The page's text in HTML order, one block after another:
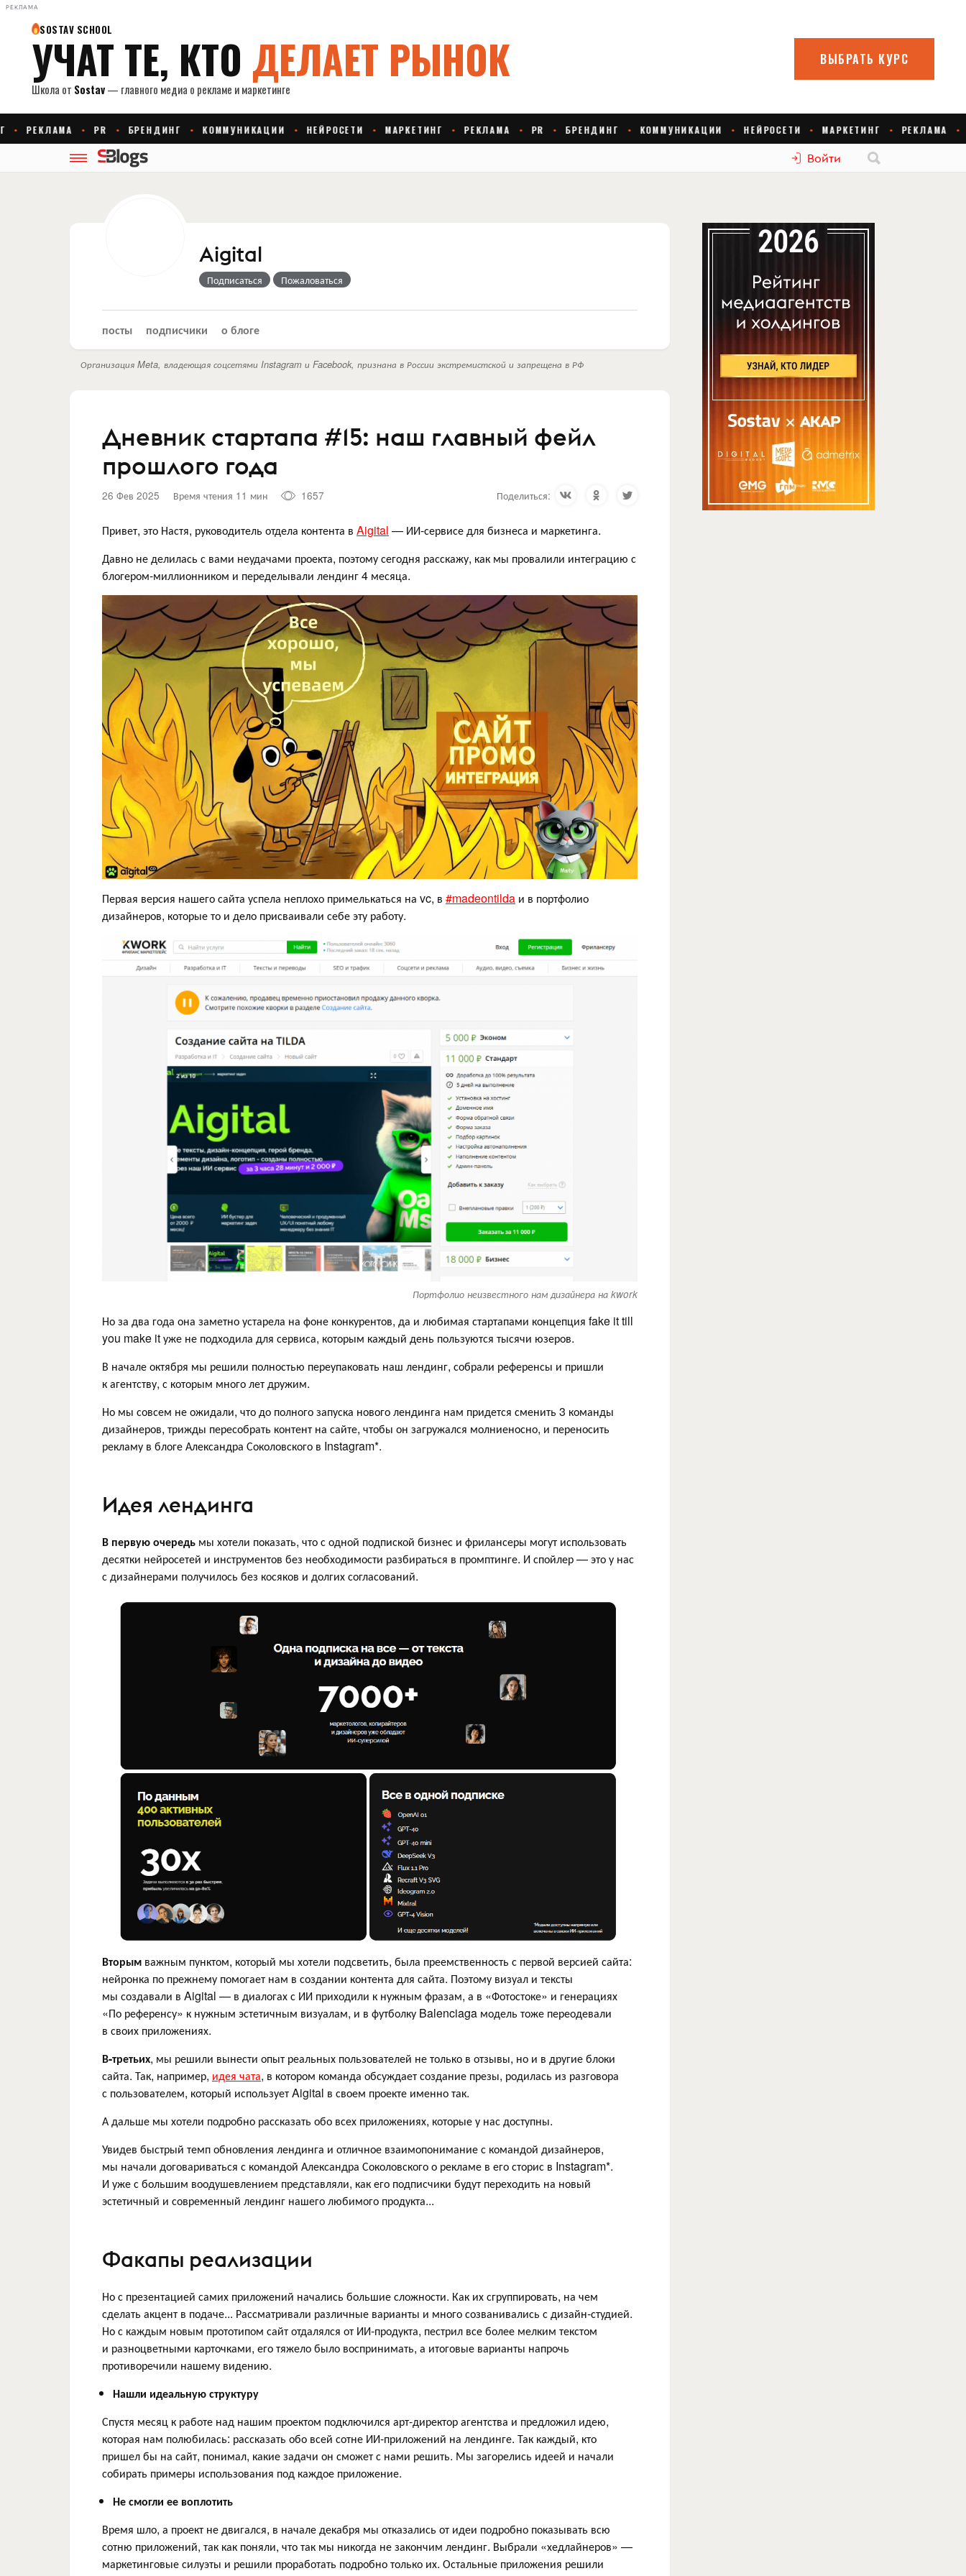
РЕКЛАМА
Войти
Aigital
Подписаться Пожаловаться
посты подписчики о блоге
Организация Meta, владеющая соцсетями Instagram и Facebook, признана в России экстремистской и запрещена в РФ
Дневник стартапа #15: наш главный фейл
прошлого года
26 Фев 2025 Время чтения 11 мин 1657 Поделиться:
Привет, это Настя, руководитель отдела контента в Aigital — ИИ-сервисе для бизнеса и маркетинга.
Давно не делилась с вами неудачами проекта, поэтому сегодня расскажу, как мы провалили интеграцию с
блогером-миллионником и переделывали лендинг 4 месяца.
Первая версия нашего сайта успела неплохо примелькаться на vc, в #madeontilda и в портфолио
дизайнеров, которые то и дело присваивали себе эту работу.
Портфолио неизвестного нам дизайнера на kwork
Но за два года она заметно устарела на фоне конкурентов, да и любимая стартапами концепция fake it till
you make it уже не подходила для сервиса, которым каждый день пользуются тысячи юзеров.
В начале октября мы решили полностью переупаковать наш лендинг, собрали референсы и пришли
к агентству, с которым много лет дружим.
Но мы совсем не ожидали, что до полного запуска нового лендинга нам придется сменить 3 команды
дизайнеров, трижды пересобрать контент на сайте, чтобы он загружался молниеносно, и переносить
рекламу в блоге Александра Соколовского в Instagram*.
Идея лендинга
В первую очередь мы хотели показать, что с одной подпиской бизнес и фрилансеры могут использовать
десятки нейросетей и инструментов без необходимости разбираться в промптинге. И спойлер — это у нас
с дизайнерами получилось без косяков и долгих согласований.
Вторым важным пунктом, который мы хотели подсветить, была преемственность с первой версией сайта:
нейронка по прежнему помогает нам в создании контента для сайта. Поэтому визуал и тексты
мы создавали в Aigital — в диалогах с ИИ приходили к нужным фразам, а в «Фотостоке» и генерациях
«По референсу» к нужным эстетичным визуалам, и в футболку Balenciaga модель тоже переодевали
в своих приложениях.
В-третьих, мы решили вынести опыт реальных пользователей не только в отзывы, но и в другие блоки
сайта. Так, например, идея чата, в котором команда обсуждает создание презы, родилась из разговора
с пользователем, который использует Aigital в своем проекте именно так.
А дальше мы хотели подробно рассказать обо всех приложениях, которые у нас доступны.
Увидев быстрый темп обновления лендинга и отличное взаимопонимание с командой дизайнеров,
мы начали договариваться с командой Александра Соколовского о рекламе в его сторис в Instagram*.
И уже с большим воодушевлением представляли, как его подписчики будут переходить на новый
эстетичный и современный лендинг нашего любимого продукта...
Факапы реализации
Но с презентацией самих приложений начались большие сложности. Как их сгруппировать, на чем
сделать акцент в подаче... Рассматривали различные варианты и много созванивались с дизайн-студией.
Но с каждым новым прототипом сайт отдалялся от ИИ-продукта, пестрил все более мелким текстом
и разноцветными карточками, его тяжело было воспринимать, а итоговые варианты напрочь
противоречили нашему видению.
Нашли идеальную структуру
Спустя месяц к работе над нашим проектом подключился арт-директор агентства и предложил идею,
которая нам полюбилась: рассказать обо всей сотне ИИ-приложений на лендинге. Так каждый, кто
пришел бы на сайт, понимал, какие задачи он сможет с нами решить. Мы загорелись идеей и начали
собирать примеры использования под каждое приложение.
Не смогли ее воплотить
Время шло, а проект не двигался, в начале декабря мы отказались от идеи подробно показывать всю
сотню приложений, так как поняли, что так мы никогда не закончим лендинг. Выбрали «хедлайнеров» —
маркетинговые силуэты и решили проработать подробно только их. Остальные приложения решили